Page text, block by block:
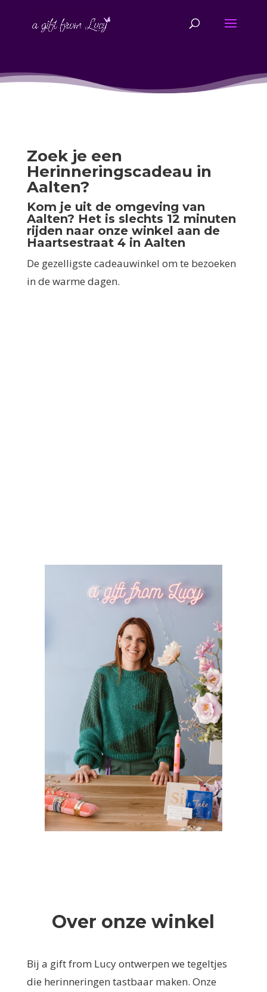
Zoek je een
Herinneringscadeau in
Aalten?
Kom je uit de omgeving van
Aalten? Het is slechts 12 minuten
rijden naar onze winkel aan de
Haartsestraat 4 in Aalten
De gezelligste cadeauwinkel om te bezoeken
in de warme dagen.
Over onze winkel
Bij a gift from Lucy ontwerpen we tegeltjes
die herinneringen tastbaar maken. Onze